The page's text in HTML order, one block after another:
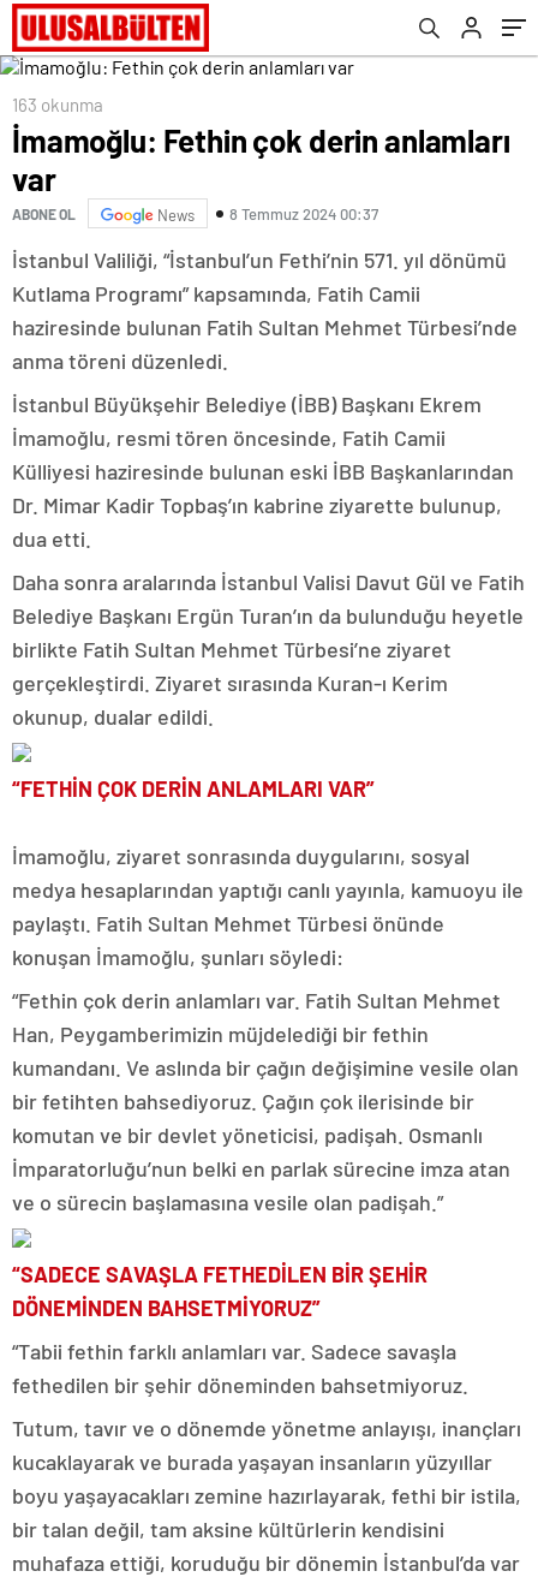
163 okunma
İmamoğlu: Fethin çok derin anlamları
var
ABONE OL News 8 Temmuz 2024 00:37
İstanbul Valiliği, “İstanbul’un Fethi’nin 571. yıl dönümü
Kutlama Programı” kapsamında, Fatih Camii
haziresinde bulunan Fatih Sultan Mehmet Türbesi’nde
anma töreni düzenledi.
İstanbul Büyükşehir Belediye (İBB) Başkanı Ekrem
İmamoğlu, resmi tören öncesinde, Fatih Camii
Külliyesi haziresinde bulunan eski İBB Başkanlarından
Dr. Mimar Kadir Topbaş’ın kabrine ziyarette bulunup,
dua etti.
Daha sonra aralarında İstanbul Valisi Davut Gül ve Fatih
Belediye Başkanı Ergün Turan’ın da bulunduğu heyetle
birlikte Fatih Sultan Mehmet Türbesi’ne ziyaret
gerçekleştirdi. Ziyaret sırasında Kuran-ı Kerim
okunup, dualar edildi.
“FETHİN ÇOK DERİN ANLAMLARI VAR”
İmamoğlu, ziyaret sonrasında duygularını, sosyal
medya hesaplarından yaptığı canlı yayınla, kamuoyu ile
paylaştı. Fatih Sultan Mehmet Türbesi önünde
konuşan İmamoğlu, şunları söyledi:
“Fethin çok derin anlamları var. Fatih Sultan Mehmet
Han, Peygamberimizin müjdelediği bir fethin
kumandanı. Ve aslında bir çağın değişimine vesile olan
bir fetihten bahsediyoruz. Çağın çok ilerisinde bir
komutan ve bir devlet yöneticisi, padişah. Osmanlı
İmparatorluğu’nun belki en parlak sürecine imza atan
ve o sürecin başlamasına vesile olan padişah.”
“SADECE SAVAŞLA FETHEDİLEN BİR ŞEHİR
DÖNEMİNDEN BAHSETMİYORUZ”
“Tabii fethin farklı anlamları var. Sadece savaşla
fethedilen bir şehir döneminden bahsetmiyoruz.
Tutum, tavır ve o dönemde yönetme anlayışı, inançları
kucaklayarak ve burada yaşayan insanların yüzyıllar
boyu yaşayacakları zemine hazırlayarak, fethi bir istila,
bir talan değil, tam aksine kültürlerin kendisini
muhafaza ettiği, koruduğu bir dönemin İstanbul’da var